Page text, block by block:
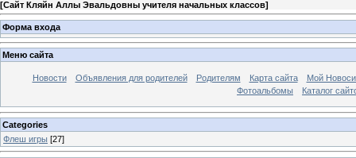
[Сайт Кляйн Аллы Эвальдовны учителя начальных классов]
Форма входа
Меню сайта
Новости Объявления для родителей Родителям Карта сайта
Мой
Фотоальбомы
Каталог
Categories
Флеш игры [27]